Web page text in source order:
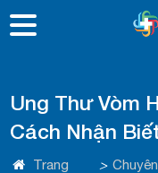
Ung Thư Vòm
Cách Nhận
Trang
> Chuyên